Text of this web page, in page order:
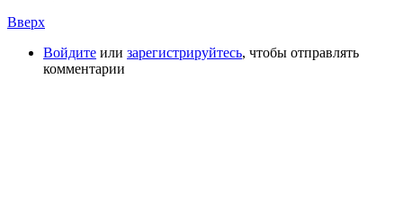
Вверх
Войдите или зарегистрируйтесь, чтобы отправлять
комментарии